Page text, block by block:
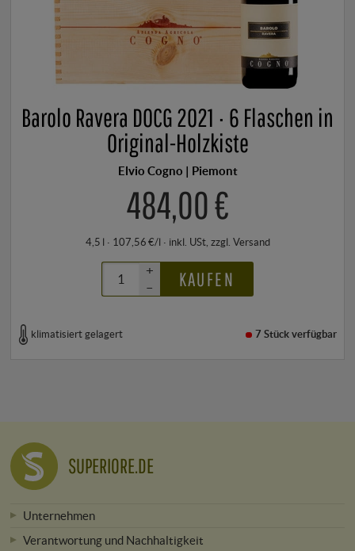
Barolo Ravera DOCG 2021 · 6 Flaschen in
Original-Holzkiste
Elvio Cogno | Piemont
484,00 €
4,5 l · 107,56 €/l· inkl. USt, zzgl. Versand
+
–
KAUFEN
klimatisiert gelagert 7 Stückverfügbar
SUPERIORE.DE
Unternehmen
Verantwortung und Nachhaltigkeit